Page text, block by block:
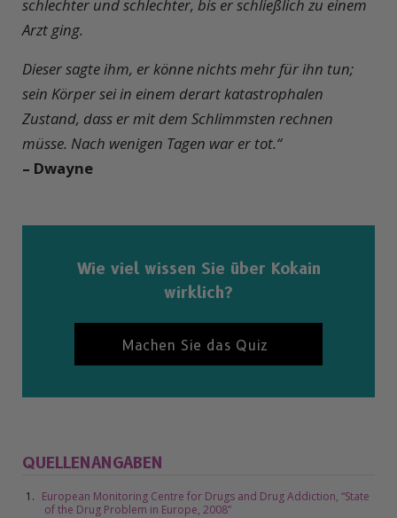
schlechter und schlechter, bis er schließlich zu einem
Arzt ging.
Dieser sagte ihm, er könne nichts mehr für ihn tun;
sein Körper sei in einem derart katastrophalen
Zustand, dass er mit dem Schlimmsten rechnen
müsse. Nach wenigen Tagen war er tot.“
– Dwayne
Wie viel wissen Sie über Kokain
wirklich?
Machen Sie das Quiz
QUELLENANGABEN
European Monitoring Centre for Drugs and Drug Addiction, “State
of the Drug Problem in Europe, 2008”